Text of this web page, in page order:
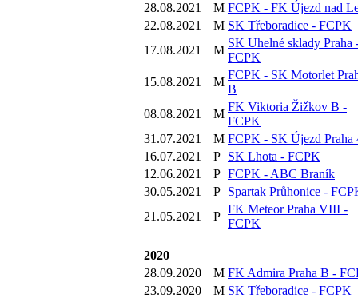
28.08.2021
M FCPK - FK Újezd nad
22.08.2021
M SK Třeboradice - FCPK
17.08.2021
M
SK Uhelné sklady Praha
FCPK
15.08.2021
M
FCPK - SK Motorlet
B
08.08.2021
M
FK Viktoria Žižkov B -
FCPK
31.07.2021
M FCPK - SK Újezd Praha
16.07.2021
P SK Lhota - FCPK
12.06.2021
P FCPK - ABC Braník
30.05.2021
P Spartak Průhonice -
21.05.2021
P
FK Meteor Praha VIII -
FCPK
2020
28.09.2020
M FK Admira Praha B -
23.09.2020
M SK Třeboradice - FCPK